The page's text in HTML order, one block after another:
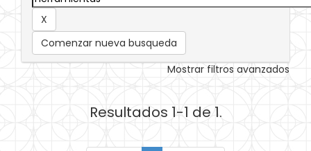
Comenzar nueva busqueda
Mostrar filtros avanzados
Resultados 1-1 de 1.